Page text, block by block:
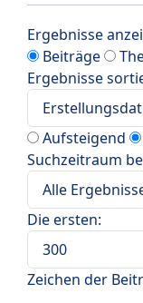
Ergebnisse
Beiträge
Ergebnisse
Aufsteigend
Suchzeitraum
Die ersten:
Zeichen der